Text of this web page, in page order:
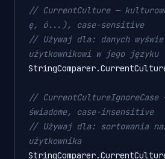
// CurrentCulture —
ę, ó...), case-sensitive
// Używaj dla: danych
użytkownikowi w jego języku
// CurrentCultureIgnoreCase
świadome, case-insensitive
// Używaj dla: sortowania
użytkownika